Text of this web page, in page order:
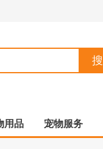
用品 宠物服务